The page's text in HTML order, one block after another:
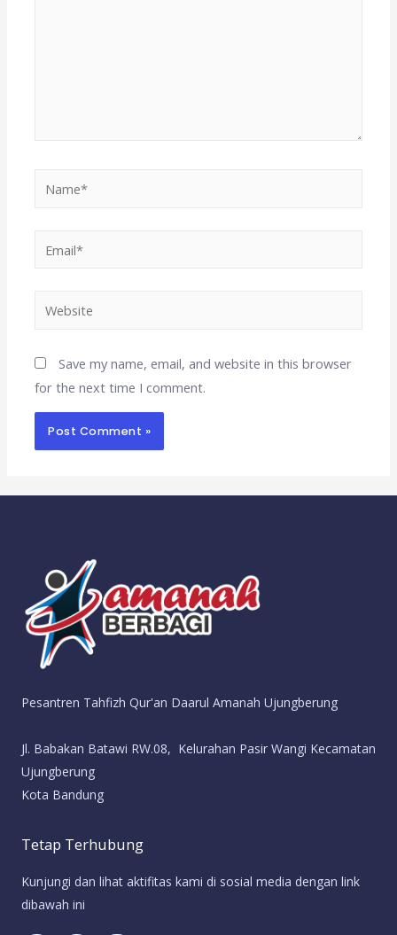
Save my name, email, and website in this browser
for the next time I comment.
Pesantren Tahfizh Qur'an Daarul Amanah Ujungberung
Jl. Babakan Batawi RW.08, Kelurahan Pasir Wangi Kecamatan
Ujungberung
Kota Bandung
Tetap Terhubung
Kunjungi dan lihat aktifitas kami di sosial media dengan link
dibawah ini